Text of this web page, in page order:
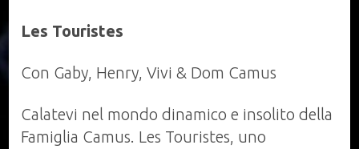
-
Touristes"
Les Touristes
Con Gaby, Henry, Vivi & Dom Camus
Calatevi nel mondo dinamico e insolito della
Famiglia Camus. Les Touristes, uno